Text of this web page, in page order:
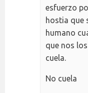
esfuerzo
hostia que
humano
que nos
cuela.
No cuela